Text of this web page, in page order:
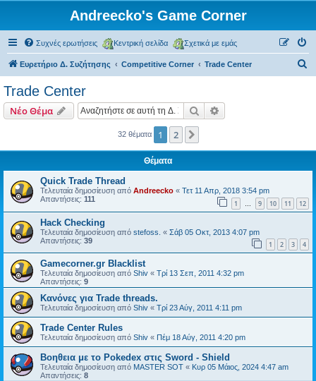
Andreecko's Game Corner
Συχνές ερωτήσεις Κεντρική σελίδα Σχετικά με εμάς
Ευρετήριο Δ. Συζήτησης Competitive Corner Trade Center
η
Trade Center
Νέο Θέμα Αναζήτηση
32 θέματα 1 2
Θέματα
Quick Trade Thread
Τελευταία δημοσίευση από Andreecko « Τετ 11 Απρ, 2018 3:54 pm
Απαντήσεις: 111 1 … 9 10 11 12
Hack Checking
Τελευταία δημοσίευση από stefoss. « Σάβ 05 Οκτ, 2013 4:07 pm
Απαντήσεις: 39 1 2 3 4
Gamecorner.gr Blacklist
Τελευταία δημοσίευση από Shiv « Τρί 13 Σεπ, 2011 4:32 pm
Απαντήσεις: 9
Κανόνες για Trade threads.
Τελευταία δημοσίευση από Shiv « Τρί 23 Αύγ, 2011 4:11 pm
Trade Center Rules
Τελευταία δημοσίευση από Shiv « Πέμ 18 Αύγ, 2011 4:20 pm
Βοηθεια με το Pokedex στις Sword - Shield
Τελευταία δημοσίευση από MASTER SOT « Κυρ 05 Μάιος, 2024 4:47 am
Απαντήσεις: 8